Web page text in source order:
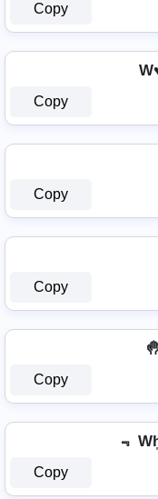
Copy
Copy
Copy
Copy
Copy
﹃
Copy